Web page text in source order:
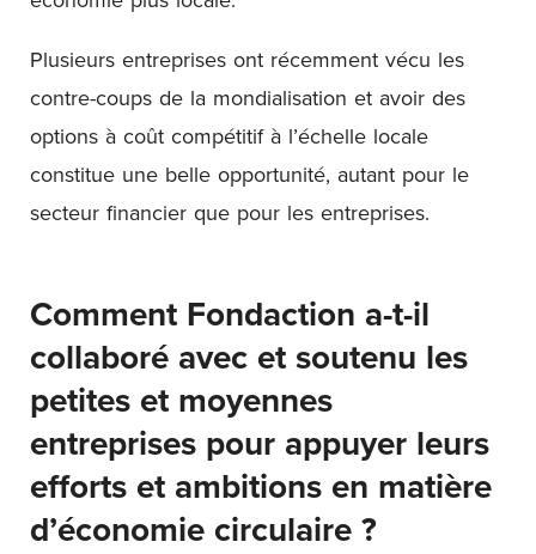
Plusieurs entreprises ont récemment vécu les
contre-coups de la mondialisation et avoir des
options à coût compétitif à l’échelle locale
constitue une belle opportunité, autant pour le
secteur financier que pour les entreprises.
Comment Fondaction a-t-il
collaboré avec et soutenu les
petites et moyennes
entreprises pour appuyer leurs
efforts et ambitions en matière
d’économie circulaire ?